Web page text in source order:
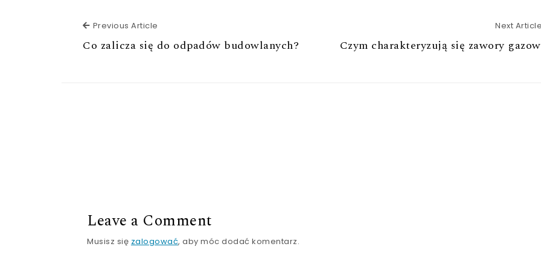
Previous Article
Co zalicza się do odpadów budowlanych?
Next Article
Czym charakteryzują się zawory
Leave a Comment
Musisz się zalogować, aby móc dodać komentarz.